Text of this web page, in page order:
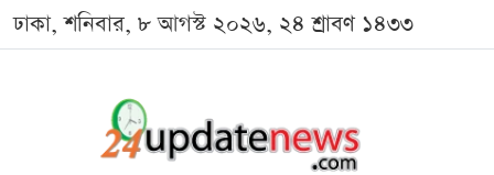
ঢাকা, শনিবার, ৮ আগস্ট ২০২৬, ২৪ শ্রাবণ ১৪৩৩